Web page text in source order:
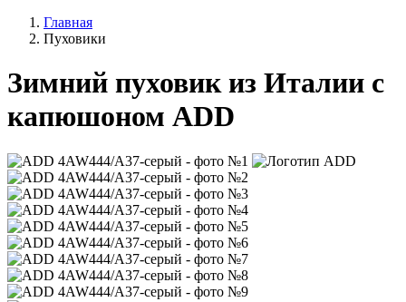
Главная
Пуховики
Зимний пуховик из Италии с
капюшоном ADD